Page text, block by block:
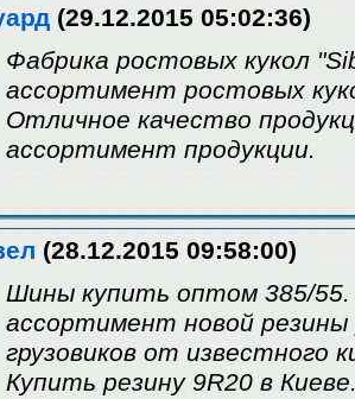
(29.12.2015 05:02:36)
Фабрика ростовых кукол
ассортимент ростовых
Отличное качество
ассортимент продукции.
(28.12.2015 09:58:00)
Шины купить оптом 385/
ассортимент новой резины
грузовиков от известного
Купить резину 9R20 в